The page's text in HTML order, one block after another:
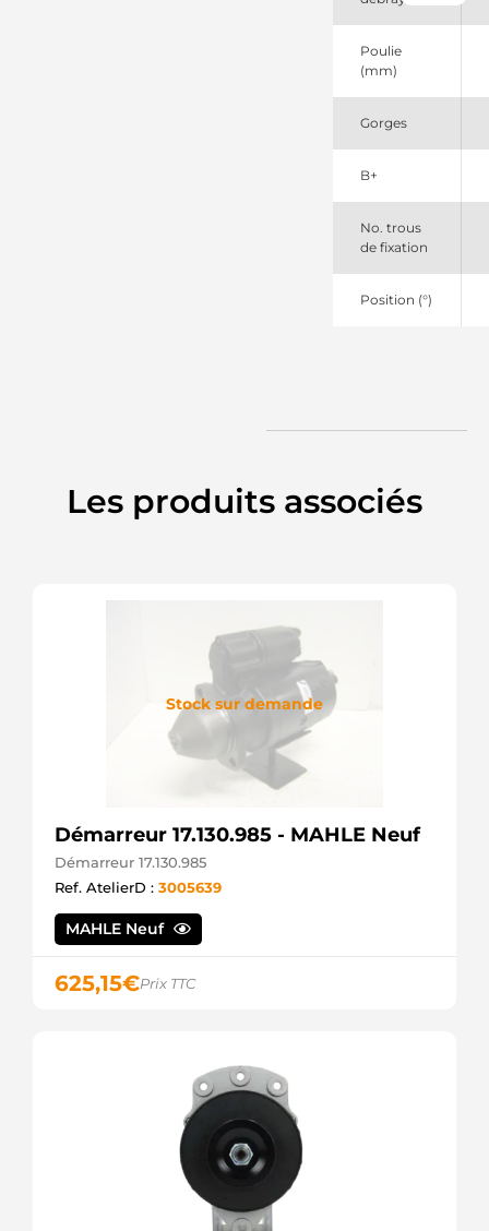
Elstock
BXH1225N
Bosch
(USA)
JA1420IR
LR170740
Hitachi
LR170740B
Lucas
Poulie
(mm)
Gorges
B+
No. trous
de fixation
Position (°)
Les produits associés
Stock sur demande
Démarreur 17.130.985 - MAHLE Neuf
Démarreur 17.130.985
Ref. AtelierD : 3005639
MAHLE Neuf
625,15€Prix TTC